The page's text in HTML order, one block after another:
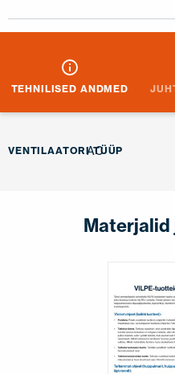
TEHNILISED ANDMED
VENTILAATORI TÜÜP
AC
Materjalid